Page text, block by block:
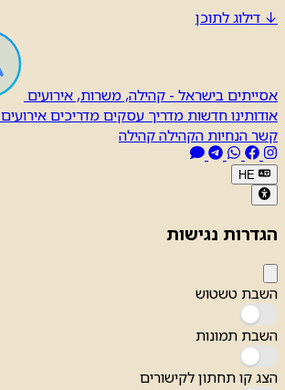
↓ דילוג לתוכן
אסייתים בישראל - קהילה, משרות, אירועים
אודותינוחדשות מדריך עסקיםמדריכיםאירועים
קשרהנחיות הקהילהקהילה
HE
הגדרות נגישות
השבת טשטוש
השבת תמונות
הצג קו תחתון לקישורים